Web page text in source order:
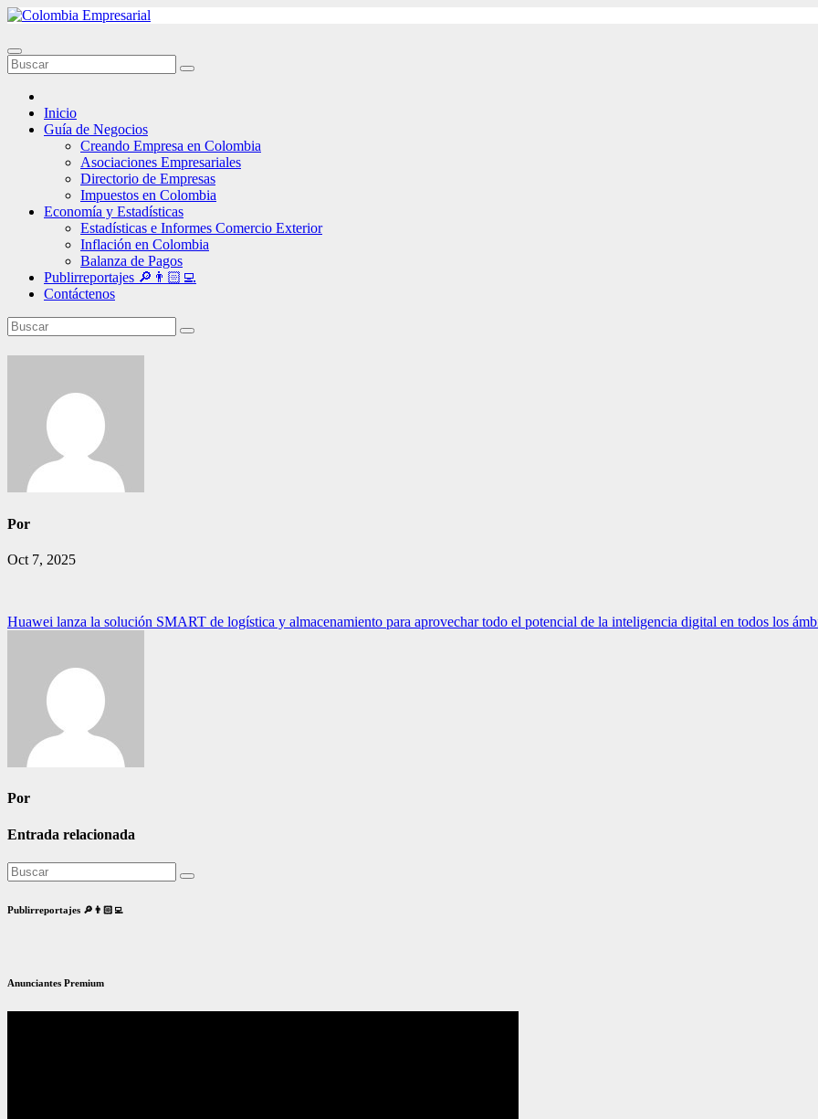
Ir
contenido
Inicio
Guía de Negocios
Creando Empresa en Colombia
Asociaciones Empresariales
Directorio de Empresas
Impuestos en Colombia
Economía y Estadísticas
Estadísticas e Informes Comercio Exterior
Inflación en Colombia
Balanza de Pagos
Publirreportajes 🔎👨🏻‍💻
Contáctenos
Por
Oct 7, 2025
Navegación
entradas
Huawei lanza la solución SMART de logística y almacenamiento para aprovechar todo el potencial de la inteligencia digital en todos los
Por
Entrada relacionada
Publirreportajes 🔎👨🏻‍💻
Anunciantes Premium